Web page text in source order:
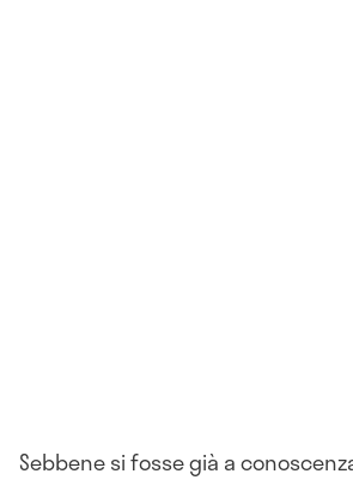
Sebbene si fosse già a